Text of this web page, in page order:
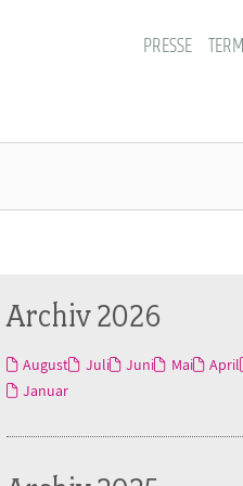
PRESSE
Archiv 2026
August Juli Juni Mai April
Januar